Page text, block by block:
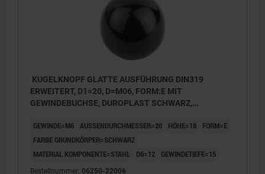
KUGELKNOPF GLATTE AUSFÜHRUNG DIN319
ERWEITERT, D1=20, D=M06, FORM:E MIT
GEWINDEBUCHSE, DUROPLAST SCHWARZ,
GEWINDE=M6 AUSSENDURCHMESSER=20 HÖHE=18
FORM=E
FARBE GRUNDKÖRPER=SCHWARZ
MATERIAL KOMPONENTE=STAHL
D6=12 GEWINDETIEFE=15
Bestellnummer: 06250-22006